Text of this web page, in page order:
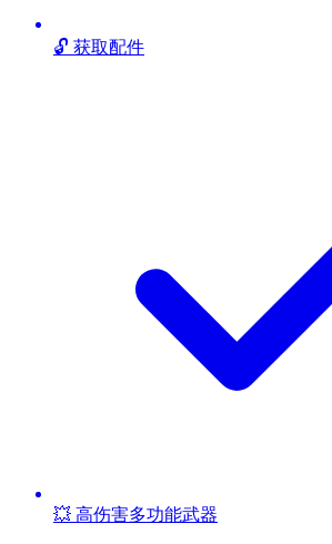
🔓 获取配件
💥 高伤害多功能武器